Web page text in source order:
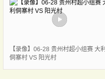
【录像】06-28 贵州村超小组赛 大利
侗寨村 VS 阳光村